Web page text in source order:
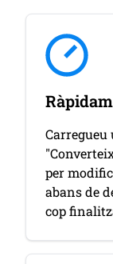
per
abans de
cop